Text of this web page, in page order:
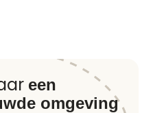
een
omgeving